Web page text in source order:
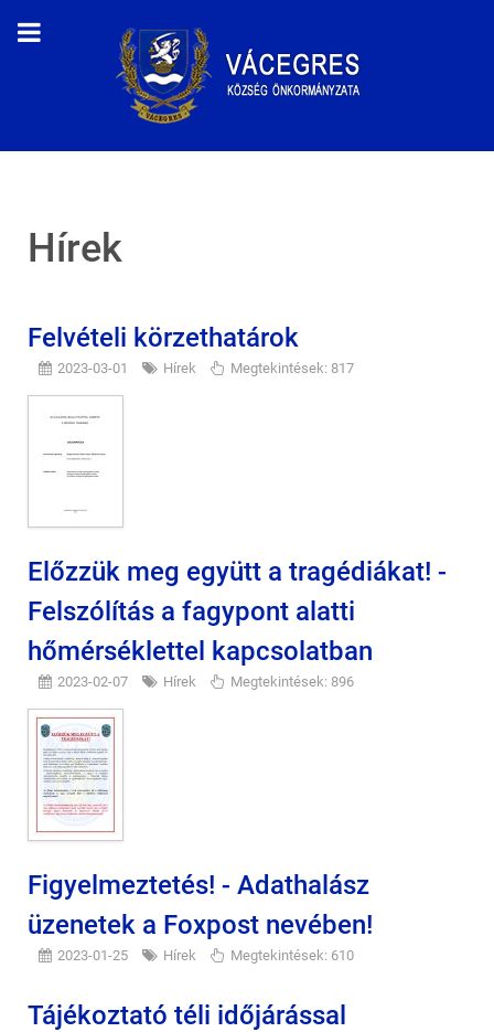
Hírek
Felvételi körzethatárok
2023-03-01 Hírek Megtekintések: 817
Előzzük meg együtt a tragédiákat! -
Felszólítás a fagypont alatti
hőmérséklettel kapcsolatban
2023-02-07 Hírek Megtekintések: 896
Figyelmeztetés! - Adathalász
üzenetek a Foxpost nevében!
2023-01-25 Hírek Megtekintések: 610
Tájékoztató téli időjárással